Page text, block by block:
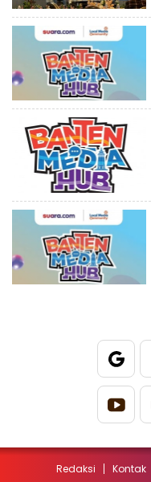
Redaksi Kontak